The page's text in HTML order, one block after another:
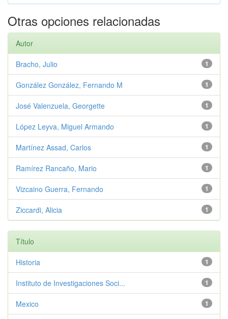
Otras opciones relacionadas
Autor
1
Bracho, Julio
1
González González, Fernando M
1
José Valenzuela, Georgette
1
López Leyva, Miguel Armando
1
Martínez Assad, Carlos
1
Ramírez Rancaño, Mario
1
Vizcaino Guerra, Fernando
1
Ziccardi, Alicia
Título
1
Historia
1
Instituto de Investigaciones Soci...
1
Mexico